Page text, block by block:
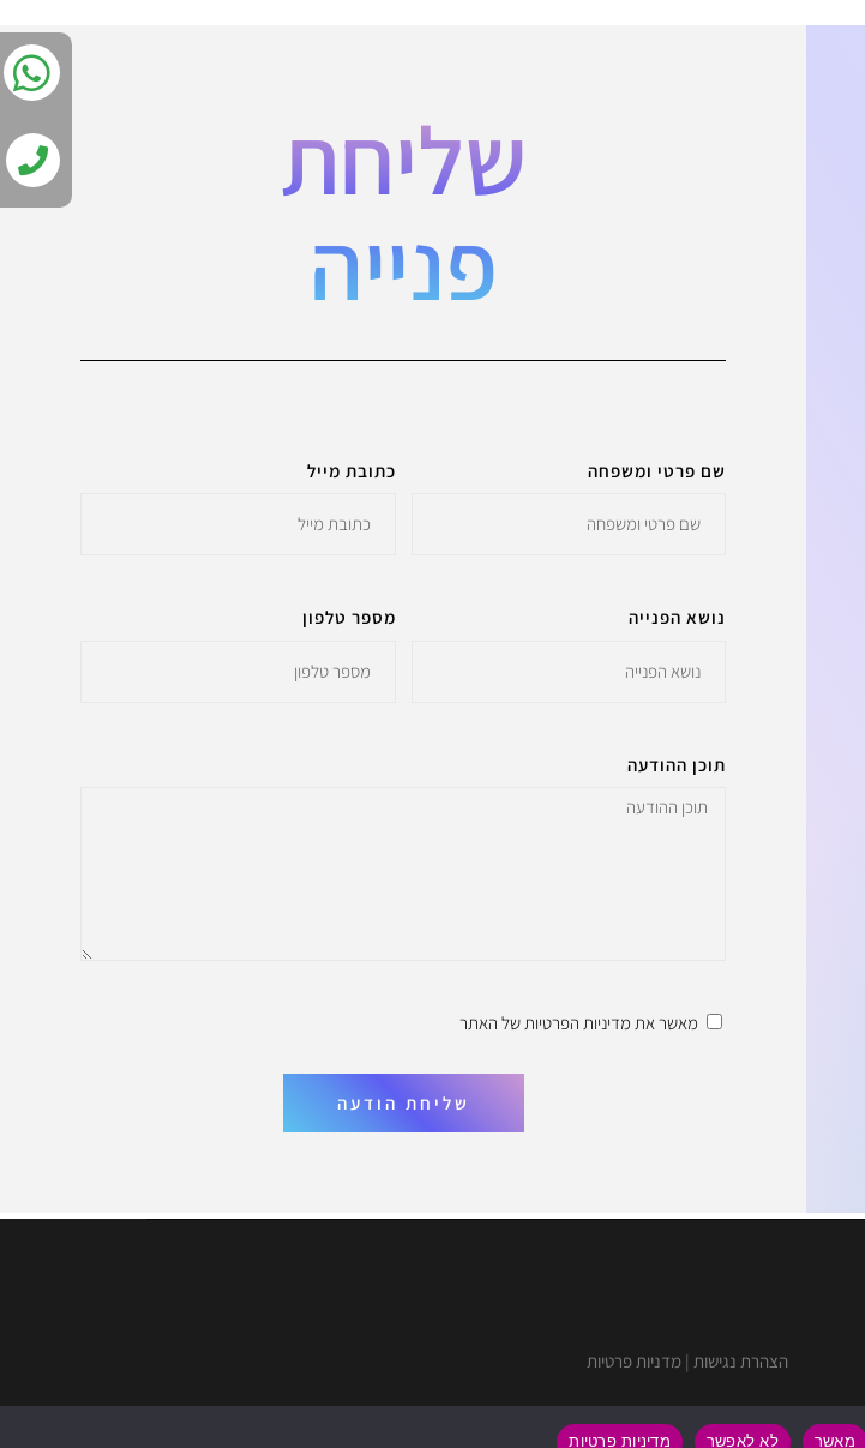
שליחת
פנייה
שם פרטי ומשפחה כתובת מייל
נושא הפנייה מספר טלפון
תוכן ההודעה
מאשר את מדיניות הפרטיותשל האתר
שליחת הודעה
הצהרת נגישות | מדניות פרטיות
מאשר לא לאפשר מדיניות פרטיות